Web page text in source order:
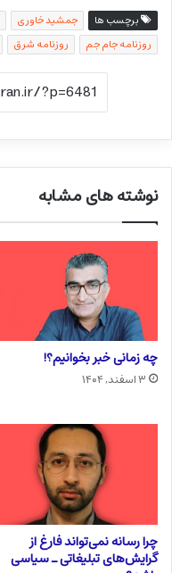
برچسب ها جمشید خاوری
روزنامه جام جم
روزنامه شرق
نوشته های مشابه
چه زمانی خبر بخوانیم؟!
۳ اسفند, ۱۴۰۴
چرا رسانه نمی‌تواند فارغ از
گرایش‌های تبلیغاتی ـ سیاسی